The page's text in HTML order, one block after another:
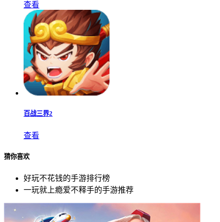
查看
百战三界2
查看
猜你喜欢
好玩不花钱的手游排行榜
一玩就上瘾爱不释手的手游推荐